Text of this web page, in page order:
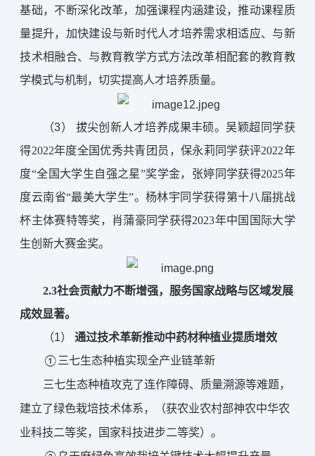
基础，不断深化改革，加强课程内涵建设，推动课程质
量提升，加快建设与新时代人才培养需求相适应、与新
技术相融合、与教育教学方式方法改革相配套的教育教
学模式与机制，切实提高人才培养质量。
（3） 拔尖创新人才培养成果丰硕。吴颖超同学获
得2022年度全国优秀共青团员，保永莉同学获评2022年
度“全国大学生自强之星”奖学金，张婷同学获得2025年
度云南省“最美大学生”。杨林宇同学获得第十八届挑战
杯主体赛特等奖，肖蒲豪同学获得2023年中国国际大学
生创新大赛金奖。
2.3社会贡献力不断增强，服务国家战略与区域发展
成效显著。
（1） 通过技术革新推动中药材种植业提质增效
①三七生态种植实现全产业链革新
三七生态种植攻克了连作障碍、质量溯源等难题，
建立了绿色栽培技术体系，（获农业农村部神农中华农
业科技二等奖，国家科技进步二等奖）。